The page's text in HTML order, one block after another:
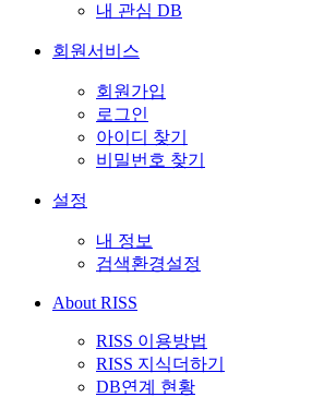
내 관심 DB
회원서비스
회원가입
로그인
아이디 찾기
비밀번호 찾기
설정
내 정보
검색환경설정
About RISS
RISS 이용방법
RISS 지식더하기
DB연계 현황